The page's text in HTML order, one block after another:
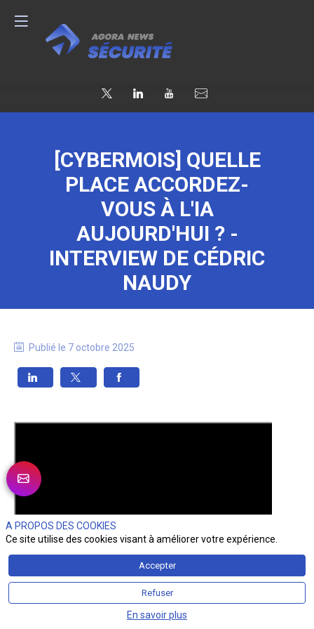
[CYBERMOIS] QUELLE
PLACE ACCORDEZ-
VOUS À L'IA
AUJOURD'HUI ? -
INTERVIEW DE CÉDRIC
NAUDY
Publié le 7 octobre 2025
A PROPOS DES COOKIES
Ce site utilise des cookies visant à améliorer votre expérience.
Accepter
Refuser
En savoir plus